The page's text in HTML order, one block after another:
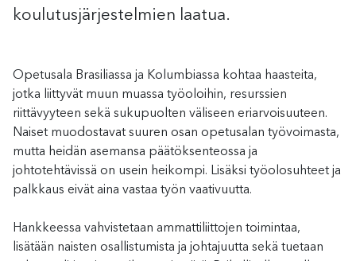
koulutusjärjestelmien laatua.
Opetusala Brasiliassa ja Kolumbiassa kohtaa haasteita,
jotka liittyvät muun muassa työoloihin, resurssien
riittävyyteen sekä sukupuolten väliseen eriarvoisuuteen.
Naiset muodostavat suuren osan opetusalan työvoimasta,
mutta heidän asemansa päätöksenteossa ja
johtotehtävissä on usein heikompi. Lisäksi työolosuhteet ja
palkkaus eivät aina vastaa työn vaativuutta.
Hankkeessa vahvistetaan ammattiliittojen toimintaa,
lisätään naisten osallistumista ja johtajuutta sekä tuetaan